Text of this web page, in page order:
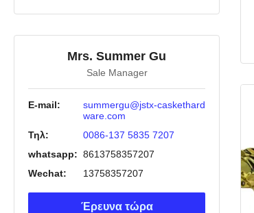
Mrs. Summer Gu
Sale Manager
E-mail:
summergu@jstx-caskethard
ware.com
Τηλ:
0086-137 5835 7207
whatsapp: 8613758357207
Wechat:
13758357207
Έρευνα τώρα